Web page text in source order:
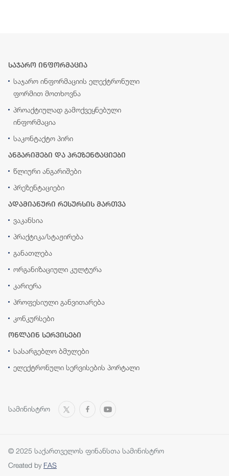
საჯარო ინფორმაცია
საჯარო ინფორმაციის ელექტრონული
ფორმით მოთხოვნა
პროაქტიულად გამოქვეყნებული
ინფორმაცია
საკონტაქტო პირი
ანგარიშები და პრეზენტაციები
წლიური ანგარიშები
პრეზენტაციები
ადამიანური რესურსის მართვა
ვაკანსია
პრაქტიკა/სტაჟირება
განათლება
ორგანიზაციული კულტურა
კარიერა
პროფესიული განვითარება
კონკურსები
ონლაინ სერვისები
სასარგებლო ბმულები
ელექტრონული სერვისების პორტალი
სამინისტრო
© 2025 საქართველოს ფინანსთა სამინისტრო
Created by FAS